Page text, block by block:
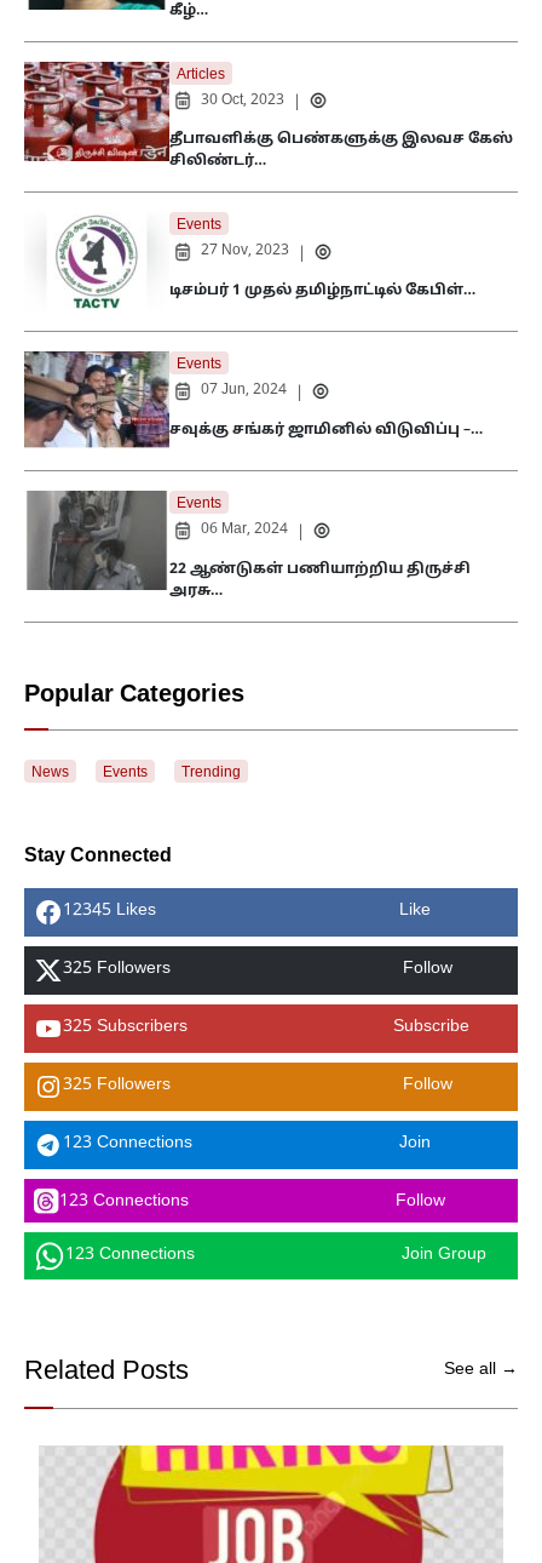
கீழ்…
Articles
30 Oct, 2023
தீபாவளிக்கு பெண்களுக்கு இலவச கேஸ்
சிலிண்டர்…
Events
27 Nov, 2023
டிசம்பர் 1 முதல் தமிழ்நாட்டில் கேபிள்…
Events
07 Jun, 2024
சவுக்கு சங்கர் ஜாமினில் விடுவிப்பு –…
Events
06 Mar, 2024
22 ஆண்டுகள் பணியாற்றிய திருச்சி
அரசு…
Popular Categories
News Events Trending
Stay Connected
12345 Likes Like
325 Followers Follow
325 Subscribers Subscribe
325 Followers Follow
123 Connections Join
123 Connections Follow
123 Connections Join Group
Related Posts See all →